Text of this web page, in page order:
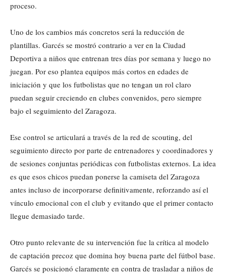
proceso.
Uno de los cambios más concretos será la reducción de
plantillas. Garcés se mostró contrario a ver en la Ciudad
Deportiva a niños que entrenan tres días por semana y luego no
juegan. Por eso plantea equipos más cortos en edades de
iniciación y que los futbolistas que no tengan un rol claro
puedan seguir creciendo en clubes convenidos, pero siempre
bajo el seguimiento del Zaragoza.
Ese control se articulará a través de la red de scouting, del
seguimiento directo por parte de entrenadores y coordinadores y
de sesiones conjuntas periódicas con futbolistas externos. La idea
es que esos chicos puedan ponerse la camiseta del Zaragoza
antes incluso de incorporarse definitivamente, reforzando así el
vínculo emocional con el club y evitando que el primer contacto
llegue demasiado tarde.
Otro punto relevante de su intervención fue la crítica al modelo
de captación precoz que domina hoy buena parte del fútbol base.
Garcés se posicionó claramente en contra de trasladar a niños de